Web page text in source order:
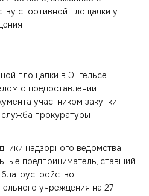
площадки в Энгельсе
о предоставлении
участником закупки.
прокуратуры
надзорного ведомства
предприниматель, ставший
учреждения на 27